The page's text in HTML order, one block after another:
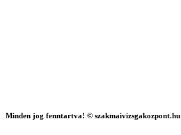
Minden jog fenntartva! © szakmaivizsgakozpont.hu